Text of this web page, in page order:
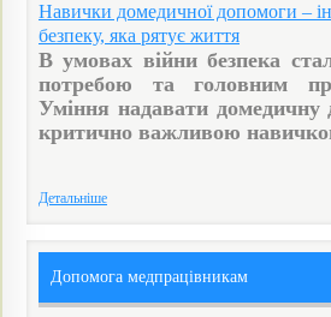
Навички домедичної допомоги –
безпеку, яка рятує життя
В умовах війни безпека
потребою та головним
Уміння надавати домедичну
критично важливою
Детальніше
Допомога медпрацівникам